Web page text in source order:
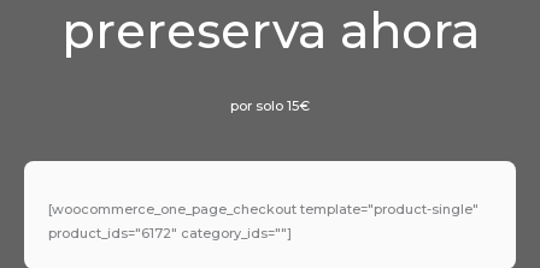
prereserva ahora
por solo 15€
[woocommerce_one_page_checkout template="product-single"
product_ids="6172" category_ids=""]